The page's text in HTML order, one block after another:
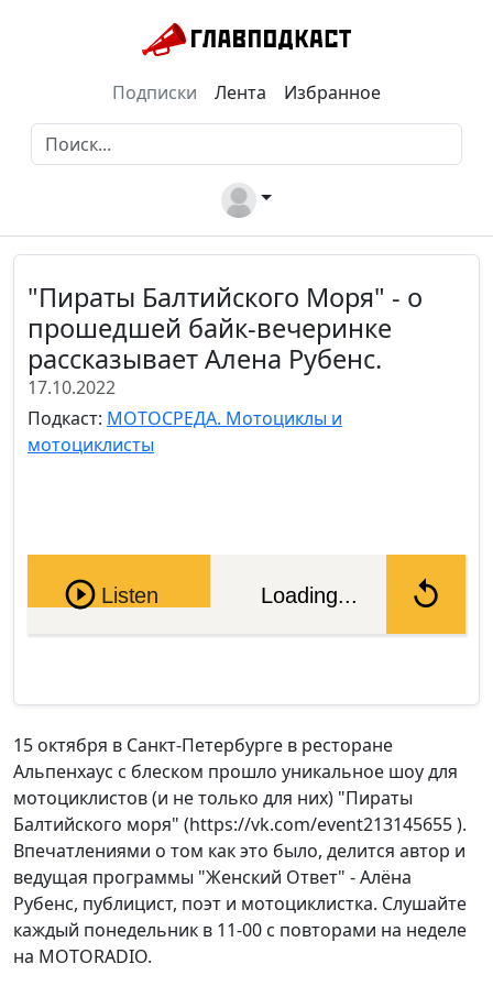
Подписки Лента Избранное
"Пираты Балтийского Моря" - о
прошедшей байк-вечеринке
рассказывает Алена Рубенс.
17.10.2022
Подкаст: МОТОСРЕДА. Мотоциклы и
мотоциклисты
Pause
Listen Loading...
15 октября в Санкт-Петербурге в ресторане
Альпенхаус с блеском прошло уникальное шоу для
мотоциклистов (и не только для них) "Пираты
Балтийского моря" (https://vk.com/event213145655 ).
Впечатлениями о том как это было, делится автор и
ведущая программы "Женский Ответ" - Алёна
Рубенс, публицист, поэт и мотоциклистка. Слушайте
каждый понедельник в 11-00 с повторами на неделе
на MOTORADIO.